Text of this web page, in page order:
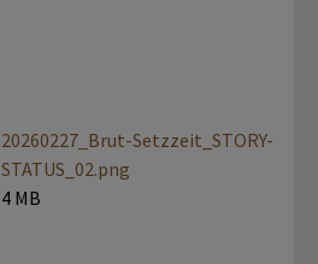
20260227_Brut-Setzzeit_STORY-
STATUS_02.png
4 MB